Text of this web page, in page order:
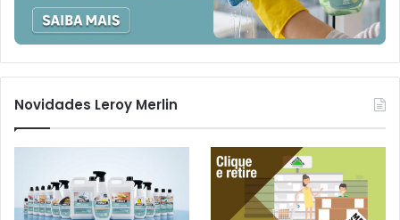
Novidades Leroy Merlin